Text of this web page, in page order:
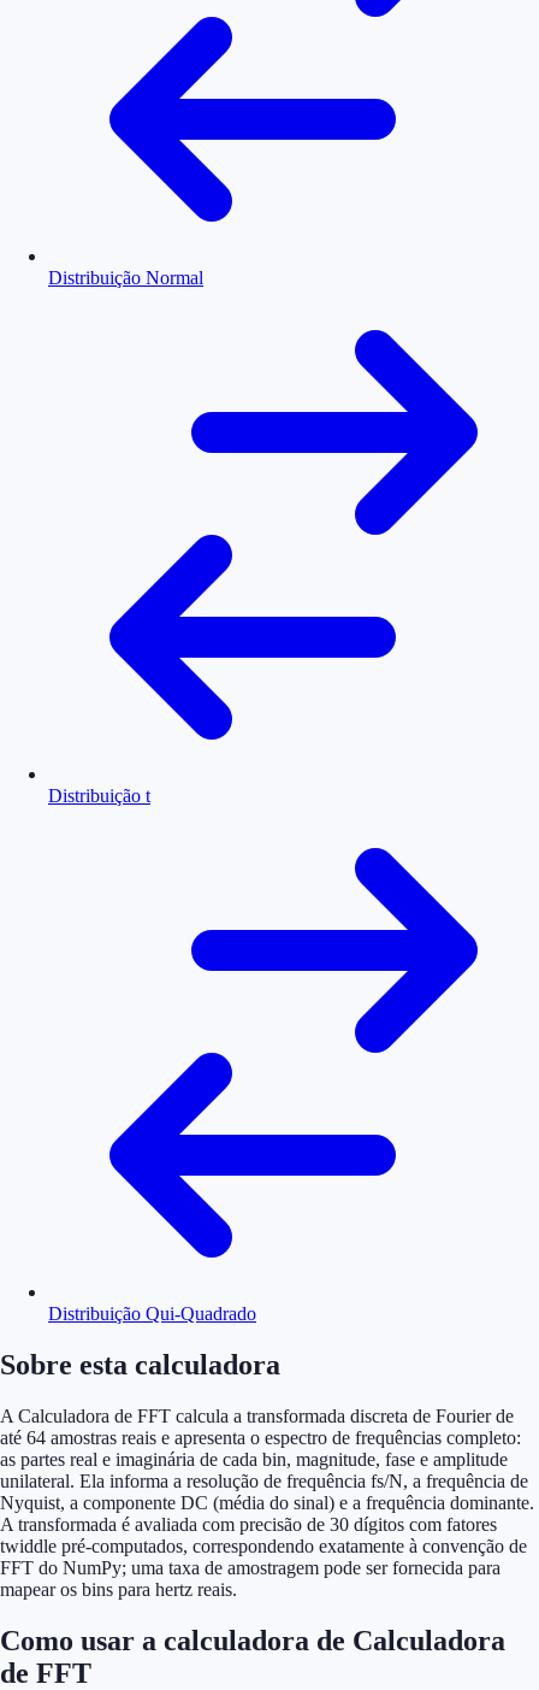
Distribuição Normal
Distribuição t
Distribuição Qui-Quadrado
Sobre esta calculadora
A Calculadora de FFT calcula a transformada discreta de Fourier de
até 64 amostras reais e apresenta o espectro de frequências completo:
as partes real e imaginária de cada bin, magnitude, fase e amplitude
unilateral. Ela informa a resolução de frequência fs/N, a frequência de
Nyquist, a componente DC (média do sinal) e a frequência dominante.
A transformada é avaliada com precisão de 30 dígitos com fatores
twiddle pré-computados, correspondendo exatamente à convenção de
FFT do NumPy; uma taxa de amostragem pode ser fornecida para
mapear os bins para hertz reais.
Como usar a calculadora de Calculadora
de FFT